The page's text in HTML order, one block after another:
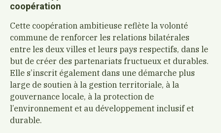
coopération
Cette coopération ambitieuse reflète la volonté
commune de renforcer les relations bilatérales
entre les deux villes et leurs pays respectifs, dans le
but de créer des partenariats fructueux et durables.
Elle s’inscrit également dans une démarche plus
large de soutien à la gestion territoriale, à la
gouvernance locale, à la protection de
l’environnement et au développement inclusif et
durable.